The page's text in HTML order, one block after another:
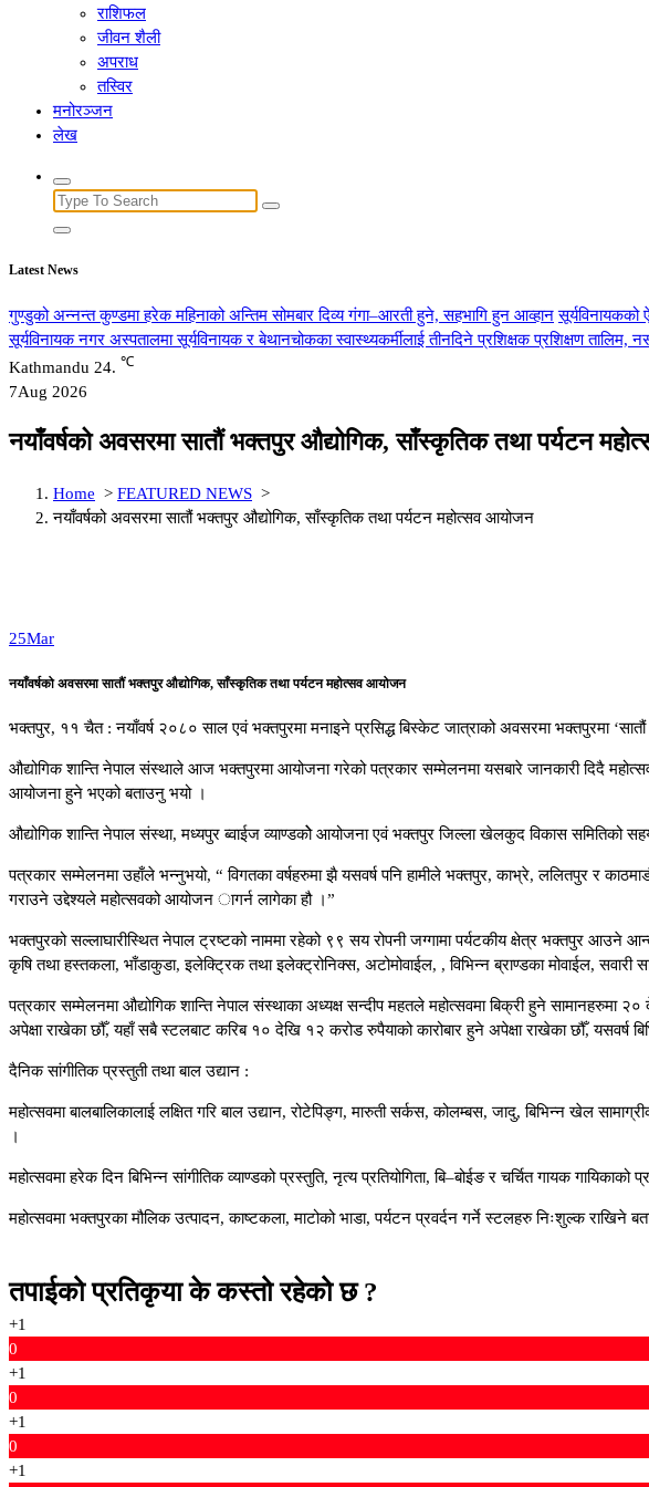
राशिफल
जीवन शैली
अपराध
तस्विर
मनोरञ्जन
लेख
Search
for:
Latest News
गुण्डुको अन्नन्त कुण्डमा हरेक महिनाको अन्तिम सोमबार दिव्य गंगा–आरती हुने, सहभागि हुन आव्हान सूर्यविनायकको
सूर्यविनायक नगर अस्पतालमा सूर्यविनायक र बेथानचोकका स्वास्थ्यकर्मीलाई तीनदिने प्रशिक्षक प्रशिक्षण
Kathmandu 24. ℃
7Aug 2026
नयाँवर्षको अवसरमा सातौं भक्तपुर औद्योगिक, साँस्कृतिक तथा पर्यटन
Home > FEATURED NEWS >
नयाँवर्षको अवसरमा सातौं भक्तपुर औद्योगिक, साँस्कृतिक तथा पर्यटन महोत्सव आयोजन
25Mar
नयाँवर्षको अवसरमा सातौं भक्तपुर औद्योगिक, साँस्कृतिक तथा पर्यटन महोत्सव आयोजन
भक्तपुर, ११ चैत : नयाँवर्ष २०८० साल एवं भक्तपुरमा मनाइने प्रसिद्ध बिस्केट जात्राको अवसरमा भक्तपुरमा
औद्योगिक शान्ति नेपाल संस्थाले आज भक्तपुरमा आयोजना गरेको पत्रकार सम्मेलनमा यसबारे जानकारी दिदै
आयोजना हुने भएको बताउनु भयो ।
औद्योगिक शान्ति नेपाल संस्था, मध्यपुर ब्वाईज व्याण्डकोे आयोजना एवं भक्तपुर जिल्ला खेलकुद विकास समितिको
पत्रकार सम्मेलनमा उहाँले भन्नुभयो, “ विगतका वर्षहरुमा झै यसवर्ष पनि हामीले भक्तपुर, काभ्रे, ललितपुर र
गराउने उद्देश्यले महोत्सवको आयोजन ागर्न लागेका हौ ।”
भक्तपुरको सल्लाघारीस्थित नेपाल ट्रष्टको नाममा रहेको ९९ सय रोपनी जग्गामा पर्यटकीय क्षेत्र भक्तपुर आउने
कृषि तथा हस्तकला, भाँडाकुडा, इलेक्ट्रिक तथा इलेक्ट्रोनिक्स, अटोमोवाईल, , विभिन्न ब्राण्डका मोवाईल,
पत्रकार सम्मेलनमा औद्योगिक शान्ति नेपाल संस्थाका अध्यक्ष सन्दीप महतले महोत्सवमा बिक्री हुने
अपेक्षा राखेका छौँ, यहाँ सबै स्टलबाट करिब १० देखि १२ करोड रुपैयाको कारोबार हुने अपेक्षा राखेका छौँ, यसवर्ष
दैनिक सांगीतिक प्रस्तुती तथा बाल उद्यान :
महोत्सवमा बालबालिकालाई लक्षित गरि बाल उद्यान, रोटेपिङ्ग, मारुती सर्कस, कोलम्बस, जादु, बिभिन्न खेल
।
महोत्सवमा हरेक दिन बिभिन्न सांगीतिक व्याण्डको प्रस्तुति, नृत्य प्रतियोगिता, बि–बोईङ र चर्चित गायक
महोत्सवमा भक्तपुरका मौलिक उत्पादन, काष्टकला, माटोको भाडा, पर्यटन प्रवर्दन गर्ने स्टलहरु निःशुल्क
तपाईको प्रतिकृया के कस्तो रहेको छ ?
+1
0
+1
0
+1
0
+1